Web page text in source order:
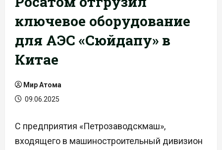
ключевое оборудование
для АЭС «Сюйдапу» в
Китае
Мир Атома
09.06.2025
С предприятия «Петрозаводскмаш»,
входящего в машиностроительный дивизион